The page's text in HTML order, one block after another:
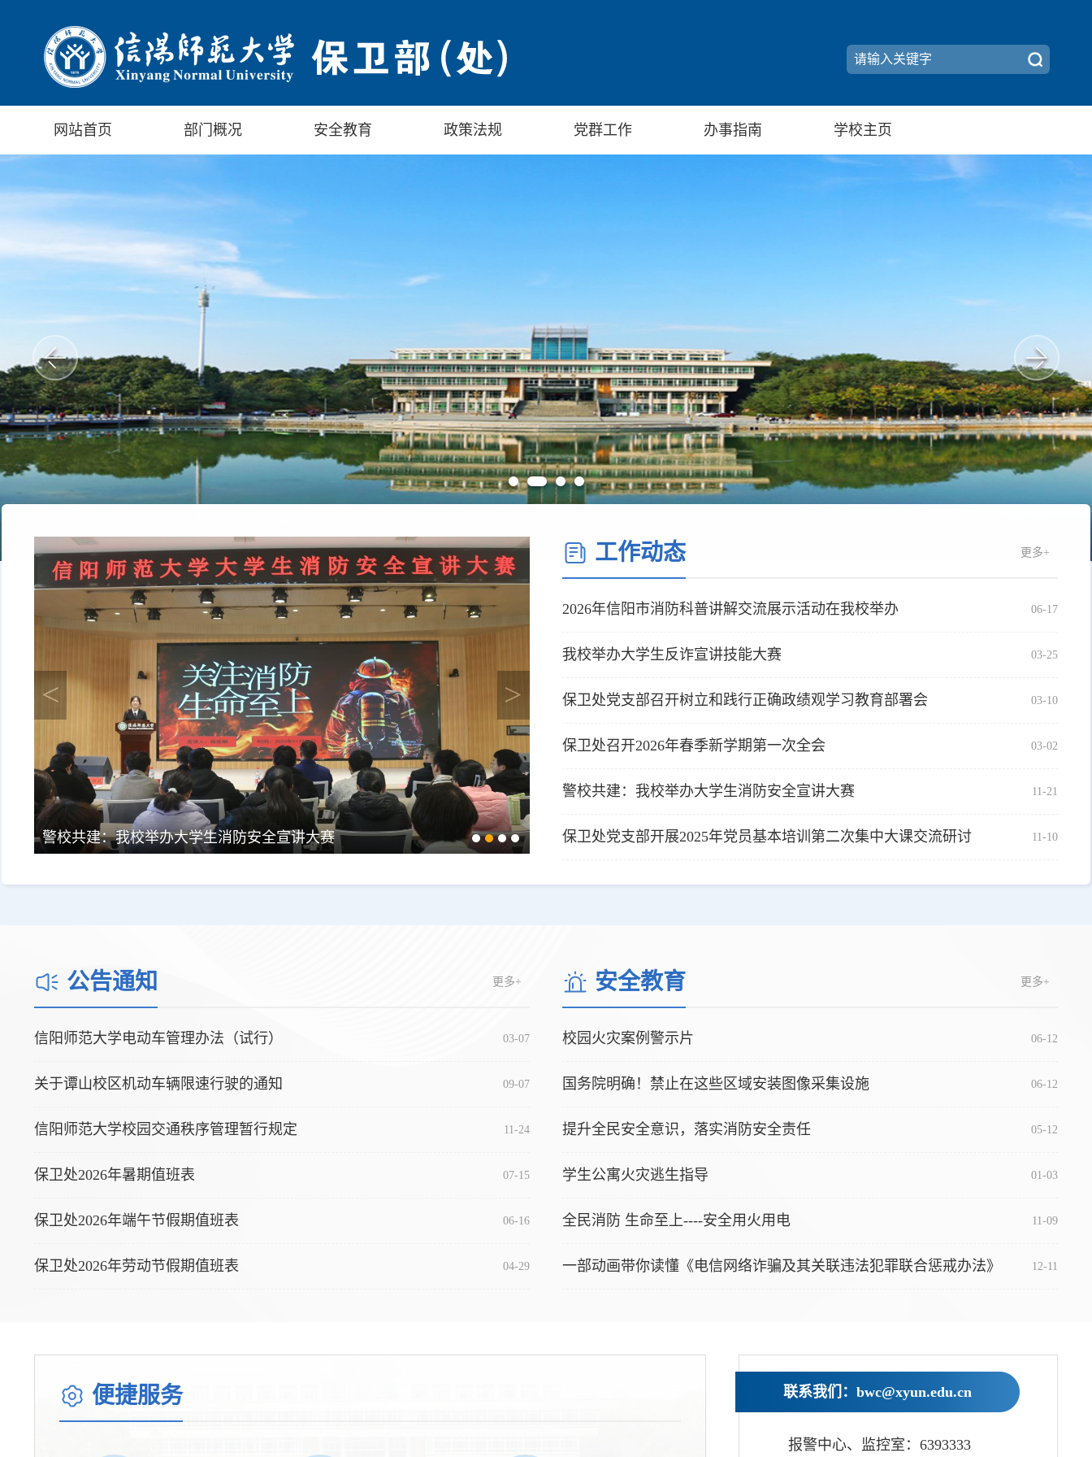
网站首页 部门概况 安全教育 政策法规 党群工作 办事指南 学校主页
警校共建：我校举办大学生消防安全宣讲大赛
工作动态 更多+
06-17
2026年信阳市消防科普讲解交流展示活动在我校举办
03-25
我校举办大学生反诈宣讲技能大赛
03-10
保卫处党支部召开树立和践行正确政绩观学习教育部署会
03-02
保卫处召开2026年春季新学期第一次全会
11-21
警校共建：我校举办大学生消防安全宣讲大赛
11-10
保卫处党支部开展2025年党员基本培训第二次集中大课交流研讨
公告通知 更多+
03-07
信阳师范大学电动车管理办法（试行）
09-07
关于谭山校区机动车辆限速行驶的通知
11-24
信阳师范大学校园交通秩序管理暂行规定
07-15
保卫处2026年暑期值班表
06-16
保卫处2026年端午节假期值班表
04-29
保卫处2026年劳动节假期值班表
安全教育 更多+
06-12
校园火灾案例警示片
06-12
国务院明确！禁止在这些区域安装图像采集设施
05-12
提升全民安全意识，落实消防安全责任
01-03
学生公寓火灾逃生指导
11-09
全民消防 生命至上----安全用火用电
12-11
一部动画带你读懂《电信网络诈骗及其关联违法犯罪联合惩戒办法》
便捷服务 联系我们：bwc@xyun.edu.cn
报警中心、监控室：6393333